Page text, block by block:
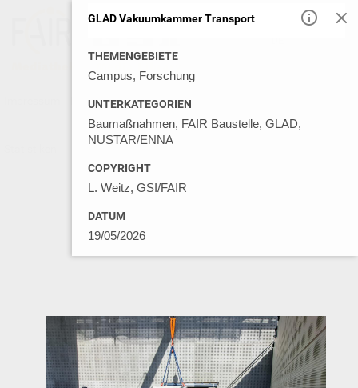
Datenschutz Kontakt
GLAD Vakuumkammer Transport
THEMENGEBIETE
Campus, Forschung
UNTERKATEGORIEN
Baumaßnahmen, FAIR Baustelle, GLAD,
NUSTAR/ENNA
COPYRIGHT
L. Weitz, GSI/FAIR
DATUM
19/05/2026